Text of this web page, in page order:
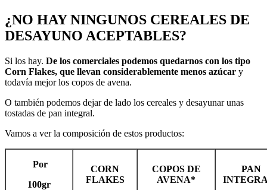
¿NO HAY NINGUNOS CEREALES DE
DESAYUNO ACEPTABLES?
Si los hay. De los comerciales podemos quedarnos con los tipo
Corn Flakes, que llevan considerablemente menos azúcar y
todavía mejor los copos de avena.
O también podemos dejar de lado los cereales y desayunar unas
tostadas de pan integral.
Vamos a ver la composición de estos productos:
Por
100gr
CORN
FLAKES
COPOS DE
AVENA*
PAN